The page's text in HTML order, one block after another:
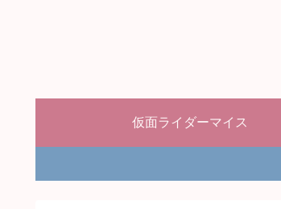
仮面ライダーマイス